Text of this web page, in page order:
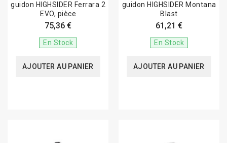
guidon HIGHSIDER Ferrara 2
EVO, pièce
75,36 €
En Stock
AJOUTER AU PANIER
guidon HIGHSIDER Montana
Blast
61,21 €
En Stock
AJOUTER AU PANIER